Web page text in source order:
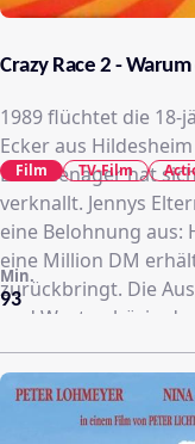
Crazy Race 2 -
1989 flüchtet die 18-
Ecker aus
Der Teenager hat
verknallt. Jennys
eine Belohnung
eine Million DM
zurückbringt. Die
und West gehörig
tatsächlich die Mauer.
93
Min.
Film TV-Film